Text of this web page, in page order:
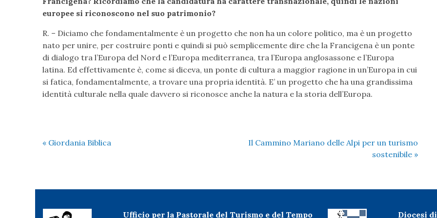
europee si riconoscono nel suo patrimonio?
R. – Diciamo che fondamentalmente è un progetto che non ha un colore politico, ma è un progetto
nato per unire, per costruire ponti e quindi si può semplicemente dire che la Francigena è un ponte
di dialogo tra l’Europa del Nord e l’Europa mediterranea, tra l’Europa anglosassone e l’Europa
latina. Ed effettivamente è, come si diceva, un ponte di cultura a maggior ragione in un’Europa in cui
si fatica, fondamentalmente, a trovare una propria identità. E’ un progetto che ha una grandissima
identità culturale nella quale davvero si riconosce anche la natura e la storia dell’Europa.
« Giordania Biblica
Il Cammino Mariano delle Alpi per un turismo
sostenibile »
Ufficio per la Pastorale del Turismo e del Tempo Diocesi